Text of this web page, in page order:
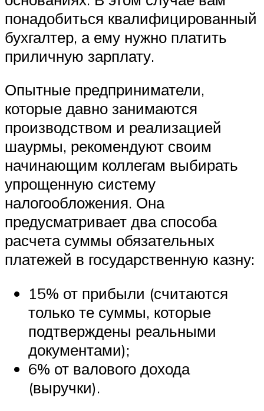
понадобиться квалифицированный
бухгалтер, а ему нужно платить
приличную зарплату.
Опытные предприниматели,
которые давно занимаются
производством и реализацией
шаурмы, рекомендуют своим
начинающим коллегам выбирать
упрощенную систему
налогообложения. Она
предусматривает два способа
расчета суммы обязательных
платежей в государственную казну:
15% от прибыли (считаются
только те суммы, которые
подтверждены реальными
документами);
6% от валового дохода
(выручки).